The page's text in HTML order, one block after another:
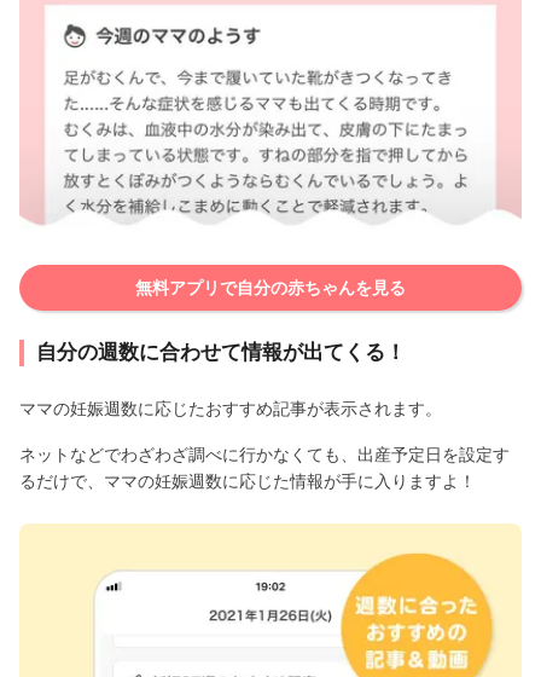
無料アプリで自分の赤ちゃんを見る
自分の週数に合わせて情報が出てくる！
ママの妊娠週数に応じたおすすめ記事が表示されます。
ネットなどでわざわざ調べに行かなくても、出産予定日を設定す
るだけで、ママの妊娠週数に応じた情報が手に入りますよ！